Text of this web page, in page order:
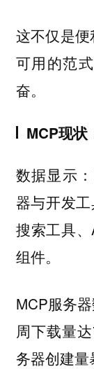
这不仅是
可用的范
奋。
MCP现状
数据显示
器与开发
搜索工具
组件。
MCP服务
周下载量
务器创建量